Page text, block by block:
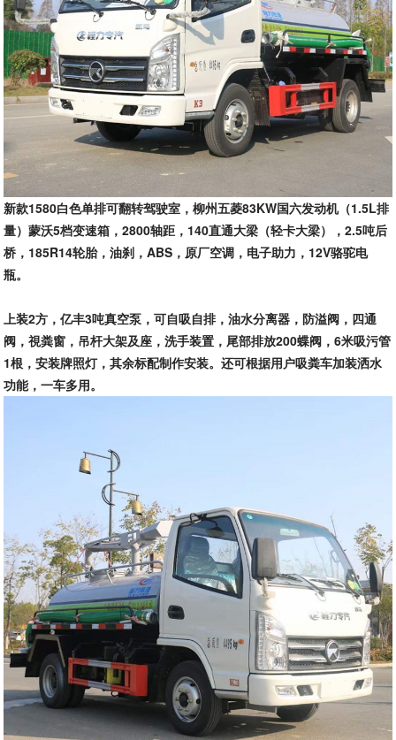
新款1580白色单排可翻转驾驶室，柳州五菱83KW国六发动机（1.5L排
量）蒙沃5档变速箱，2800轴距，140直通大梁（轻卡大梁），2.5吨后
桥，185R14轮胎，油刹，ABS，原厂空调，电子助力，12V骆驼电
瓶。
上装2方，亿丰3吨真空泵，可自吸自排，油水分离器，防溢阀，四通
阀，視粪窗，吊杆大架及座，洗手装置，尾部排放200蝶阀，6米吸污管
1根，安装牌照灯，其余标配制作安装。还可根据用户吸粪车加装洒水
功能，一车多用。